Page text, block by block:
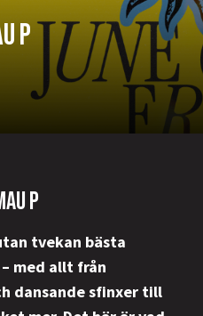
P
P
tvekan bästa
med allt från
dansande sfinxer till